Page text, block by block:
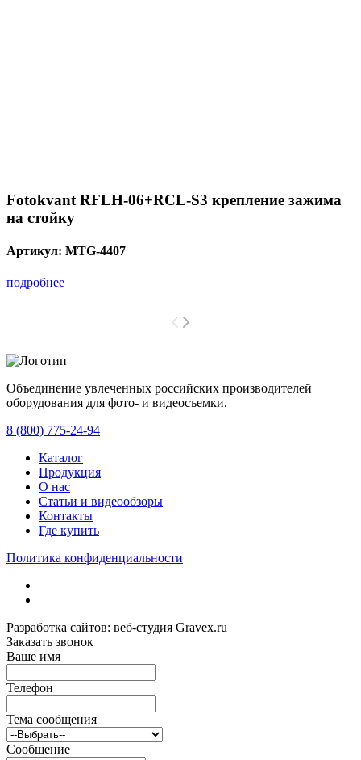
Fotokvant RFLH-06+RCL-S3 крепление зажима
на стойку
Артикул: MTG-4407
подробнее
Объединение увлеченных российских производителей
оборудования для фото- и видеосъемки.
8 (800) 775-24-94
Каталог
Продукция
О нас
Статьи и видеообзоры
Контакты
Где купить
Политика конфиденциальности
Разработка сайтов: веб-студия Gravex.ru
Заказать звонок
Ваше имя
Телефон
Тема сообщения
Сообщение